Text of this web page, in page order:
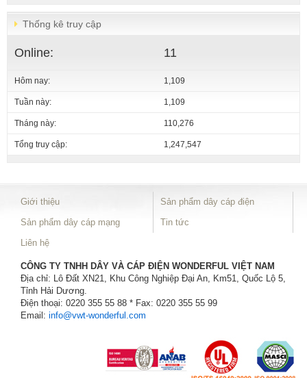
Thống kê truy cập
Online: 11
Hôm nay: 1,109
Tuần này: 1,109
Tháng này: 110,276
Tổng truy cập: 1,247,547
Giới thiệu
Sản phẩm dây cáp điện
Sản phẩm dây cáp mạng
Tin tức
Liên hệ
CÔNG TY TNHH DÂY VÀ CÁP ĐIỆN WONDERFUL VIỆT NAM
Địa chỉ: Lô Đất XN21, Khu Công Nghiệp Đại An, Km51, Quốc Lộ 5,
Tỉnh Hải Dương.
Điện thoại: 0220 355 55 88 * Fax: 0220 355 55 99
Email: info@vwt-wonderful.com